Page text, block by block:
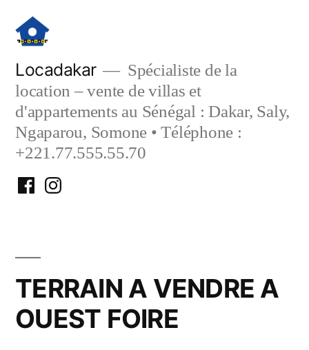
contenu
Locadakar
Spécialiste de la
location – vente de villas et
d'appartements au Sénégal : Dakar, Saly,
Ngaparou, Somone • Téléphone :
+221.77.555.55.70
FacebookInstagram
TERRAIN A VENDRE A
OUEST FOIRE